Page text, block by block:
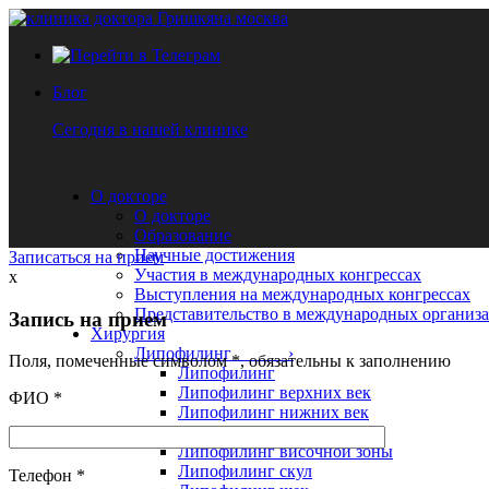
Блог
Сегодня в нашей клинике
О докторе
О докторе
Образование
Научные достижения
Участия в международных конгрессах
Выступления на международных конгрессах
Представительство в международных
Хирургия
Липофилинг ›
Липофилинг
Липофилинг верхних век
Липофилинг нижних век
Липофилинг лица
Липофилинг височной зоны
Липофилинг скул
Записаться на прием
x
Запись на прием
Поля, помеченные символом*, обязательны к заполнению
ФИО *
Телефон *